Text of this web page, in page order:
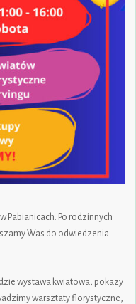
Pabianicach. Po rodzinnych
Was do odwiedzenia
wystawa kwiatowa, pokazy
warsztaty florystyczne,